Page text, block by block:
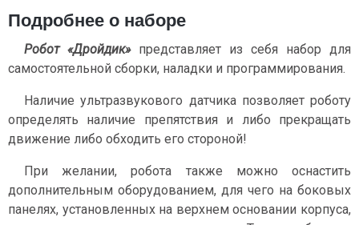
Подробнее о наборе
Робот «Дройдик»представляет из себя набор для
самостоятельной сборки, наладки и программирования.
Наличие ультразвукового датчика позволяет роботу
определять наличие препятствия и либо прекращать
движение либо обходить его стороной!
При желании, робота также можно оснастить
дополнительным оборудованием, для чего на боковых
панелях, установленных на верхнем основании корпуса,